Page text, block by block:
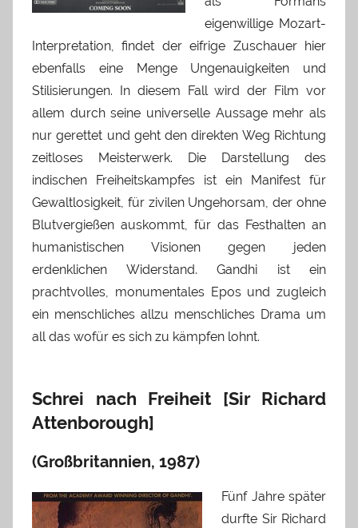
eigenwillige Mozart-
Interpretation, findet der eifrige Zuschauer hier
ebenfalls eine Menge Ungenauigkeiten und
Stilisierungen. In diesem Fall wird der Film vor
allem durch seine universelle Aussage mehr als
nur gerettet und geht den direkten Weg Richtung
zeitloses Meisterwerk. Die Darstellung des
indischen Freiheitskampfes ist ein Manifest für
Gewaltlosigkeit, für zivilen Ungehorsam, der ohne
Blutvergießen auskommt, für das Festhalten an
humanistischen Visionen gegen jeden
erdenklichen Widerstand. Gandhi ist ein
prachtvolles, monumentales Epos und zugleich
ein menschliches allzu menschliches Drama um
all das wofür es sich zu kämpfen lohnt.
Schrei nach Freiheit [Sir Richard
Attenborough]
(Großbritannien, 1987)
Fünf Jahre später
durfte Sir Richard